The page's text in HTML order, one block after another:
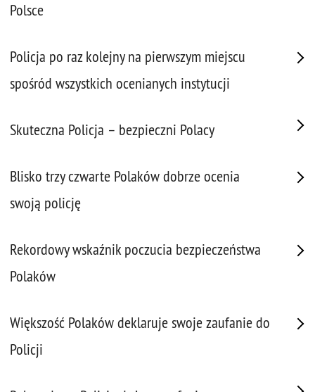
Polsce
Policja po raz kolejny na pierwszym miejscu
spośród wszystkich ocenianych instytucji
Skuteczna Policja – bezpieczni Polacy
Blisko trzy czwarte Polaków dobrze ocenia
swoją policję
Rekordowy wskaźnik poczucia bezpieczeństwa
Polaków
Większość Polaków deklaruje swoje zaufanie do
Policji